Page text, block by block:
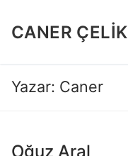
atlaCANER ÇELIK
Yazar: Caner
Oğuz Aral